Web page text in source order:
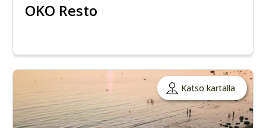
OKO Resto
Katso kartalla